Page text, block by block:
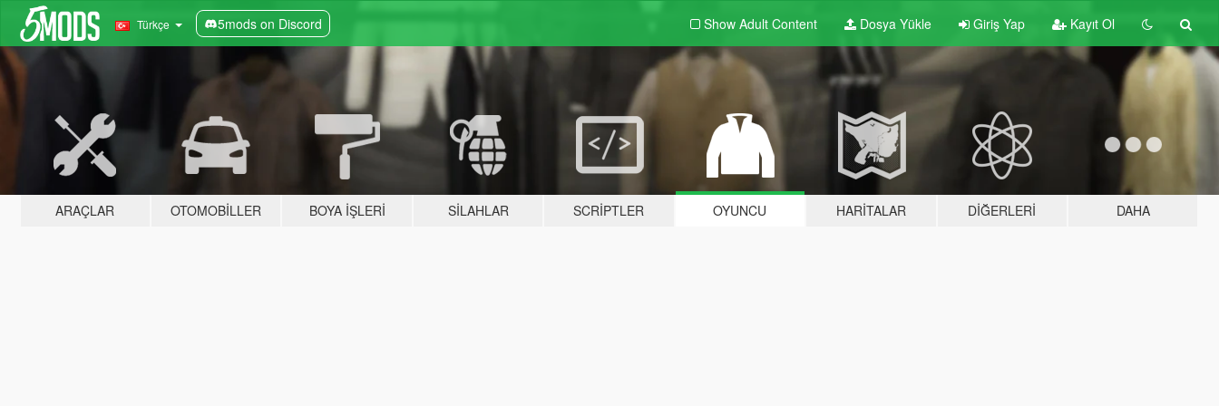
Türkçe 5mods on Discord Show Adult Content Dosya Yükle Giriş Yap Kayıt Ol
ARAÇLAR OTOMOBILLER BOYA İŞLERI SILAHLAR SCRIPTLER OYUNCU HARITALAR DIĞERLERI DAHA